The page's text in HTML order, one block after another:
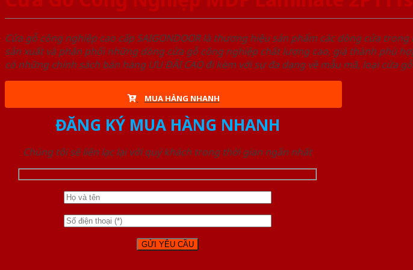
Cửa gỗ công nghiệp cao cấp SAIGONDOOR là thương hiệu sản phẩm các dòng cửa
sản xuất và phân phối những dòng cửa gỗ công nghiệp chất lượng cao, giá thành phù
có những chính sách bán hàng ƯU ĐÃI CAO đi kèm với sự đa dạng về mẫu mã, loại cửa
MUA HÀNG NHANH
ĐĂNG KÝ MUA HÀNG NHANH
Chúng tôi sẽ liên lạc lại với quý khách trong thời gian ngắn nhất